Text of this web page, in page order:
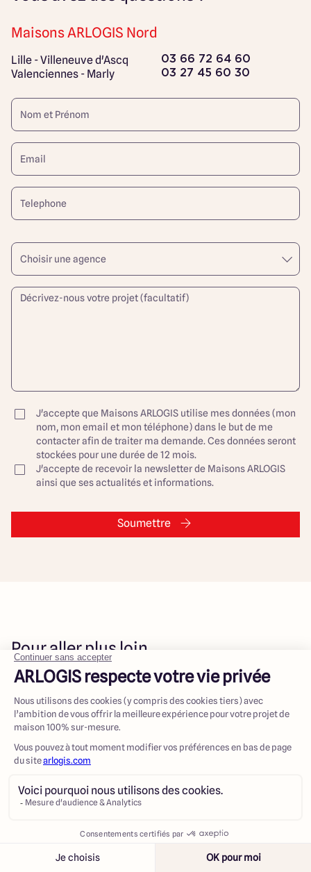
Maisons ARLOGIS Nord
Lille - Villeneuve d'Ascq 03 66 72 64 60
Valenciennes - Marly 03 27 45 60 30
J'accepte que Maisons ARLOGIS utilise mes données (mon
nom, mon email et mon téléphone) dans le but de me
contacter afin de traiter ma demande. Ces données seront
stockées pour une durée de 12 mois.
J'accepte de recevoir la newsletter de Maisons ARLOGIS
ainsi que ses actualités et informations.
Soumettre
Pour aller plus loin…
MAP de construction d'une maison
Construction de maison individuelle - CCMI
Guide complet pour un projet de construction de
maison - Maisons ARLOGIS
Visiter le chantier d’une maison en construction
Cas pratique de construction d'une maison pour